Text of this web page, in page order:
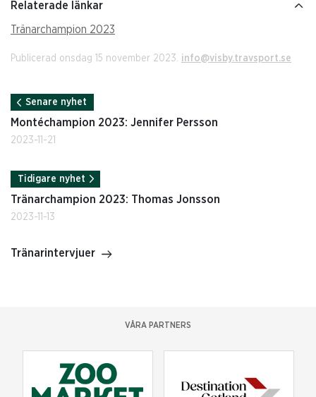
Relaterade länkar
Tränarchampion 2023
Publicerad onsdag 15 november 2023. info@visby.travsport.se
Senare nyhet
Montéchampion 2023: Jennifer Persson
2023-11-21
Tidigare nyhet
Tränarchampion 2023: Thomas Jonsson
2023-11-13
Tränarintervjuer
VÅRA PARTNERS